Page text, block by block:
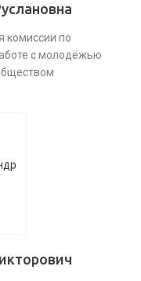
комиссии по
с молодёжью